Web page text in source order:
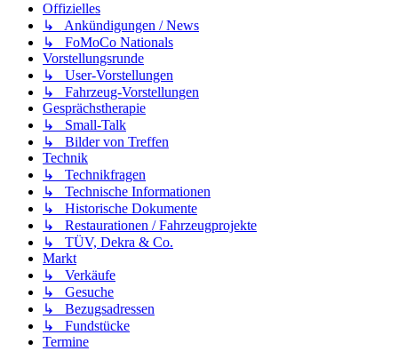
Offizielles
↳ Ankündigungen / News
↳ FoMoCo Nationals
Vorstellungsrunde
↳ User-Vorstellungen
↳ Fahrzeug-Vorstellungen
Gesprächstherapie
↳ Small-Talk
↳ Bilder von Treffen
Technik
↳ Technikfragen
↳ Technische Informationen
↳ Historische Dokumente
↳ Restaurationen / Fahrzeugprojekte
↳ TÜV, Dekra & Co.
Markt
↳ Verkäufe
↳ Gesuche
↳ Bezugsadressen
↳ Fundstücke
Termine